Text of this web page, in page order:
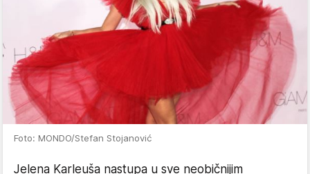
Foto: MONDO/Stefan Stojanović
Jelena Karleuša nastupa u sve neobičnijim